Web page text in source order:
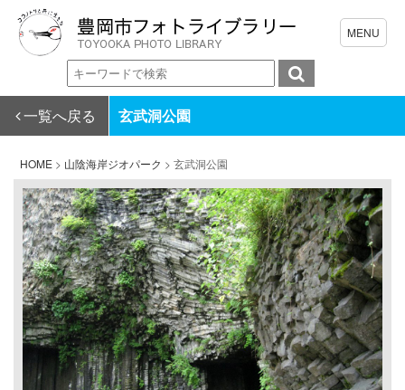
一覧へ戻る 玄武洞公園
HOME > 山陰海岸ジオパーク > 玄武洞公園